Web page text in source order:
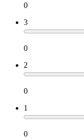
0
3
0
2
0
1
0